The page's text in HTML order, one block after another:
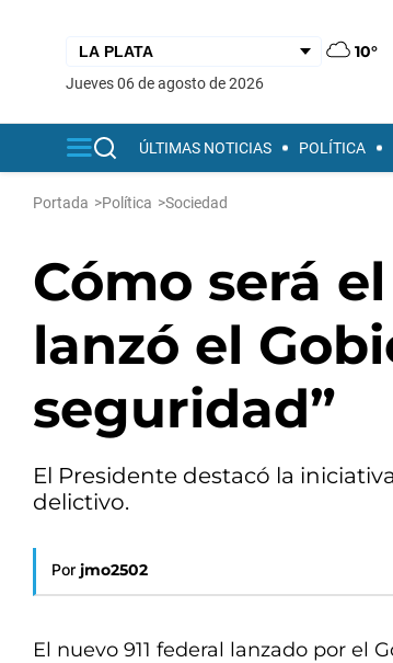
10°
jueves 06 de agosto de 2026
ÚLTIMAS NOTICIAS POLÍTICA
Portada >Política >Sociedad
Cómo será
lanzó el
seguridad”
El Presidente destacó la
delictivo.
Por jmo2502
El nuevo 911 federal lanzado por el